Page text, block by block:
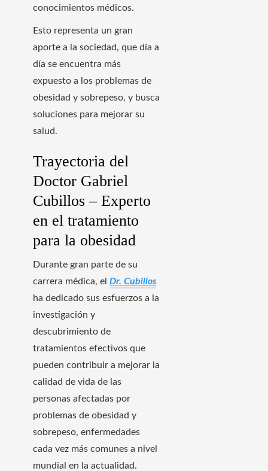
conocimientos médicos.
Esto representa un gran
aporte a la sociedad, que día a
día se encuentra más
expuesto a los problemas de
obesidad y sobrepeso, y busca
soluciones para mejorar su
salud.
Trayectoria del
Doctor Gabriel
Cubillos – Experto
en el tratamiento
para la obesidad
Durante gran parte de su
carrera médica, el Dr. Cubillos
ha dedicado sus esfuerzos a la
investigación y
descubrimiento de
tratamientos efectivos que
pueden contribuir a mejorar la
calidad de vida de las
personas afectadas por
problemas de obesidad y
sobrepeso, enfermedades
cada vez más comunes a nivel
mundial en la actualidad.